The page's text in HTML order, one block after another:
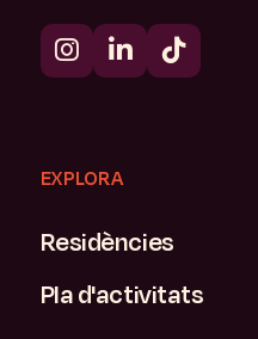
EXPLORA
Residències
Pla d'activitats